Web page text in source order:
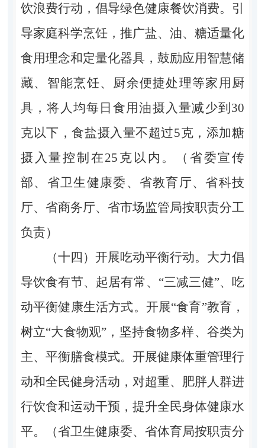
饮浪费行动，倡导绿色健康餐饮消费。引
导家庭科学烹饪，推广盐、油、糖适量化
食用理念和定量化器具，鼓励应用智慧储
藏、智能烹饪、厨余便捷处理等家用厨
具，将人均每日食用油摄入量减少到30
克以下，食盐摄入量不超过5克，添加糖
摄入量控制在25克以内。（省委宣传
部、省卫生健康委、省教育厅、省科技
厅、省商务厅、省市场监管局按职责分工
负责）
（十四）开展吃动平衡行动。大力倡
导饮食有节、起居有常、“三减三健”、吃
动平衡健康生活方式。开展“食育”教育，
树立“大食物观”，坚持食物多样、谷类为
主、平衡膳食模式。开展健康体重管理行
动和全民健身活动，对超重、肥胖人群进
行饮食和运动干预，提升全民身体健康水
平。（省卫生健康委、省体育局按职责分